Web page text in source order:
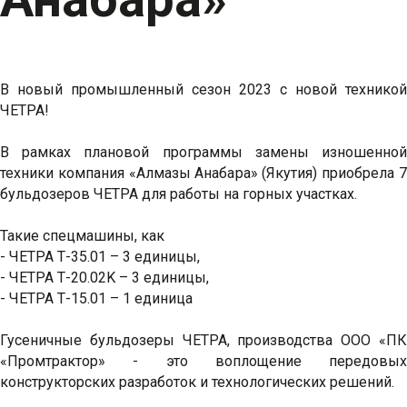
В новый промышленный сезон 2023 с новой техникой
ЧЕТРА!
В рамках плановой программы замены изношенной
техники компания «Алмазы Анабара» (Якутия) приобрела 7
бульдозеров ЧЕТРА для работы на горных участках.
Такие спецмашины, как
- ЧЕТРА Т-35.01 – 3 единицы,
- ЧЕТРА Т-20.02K – 3 единицы,
- ЧЕТРА Т-15.01 – 1 единица
Гусеничные бульдозеры ЧЕТРА, производства ООО «ПК
«Промтрактор» - это воплощение передовых
конструкторских разработок и технологических решений.